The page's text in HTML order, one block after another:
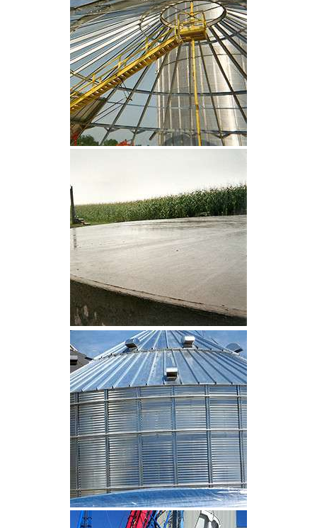
CLIQUEZ POUR AGRANDIR
CLIQUEZ POUR AGRANDIR
CLIQUEZ POUR AGRANDIR